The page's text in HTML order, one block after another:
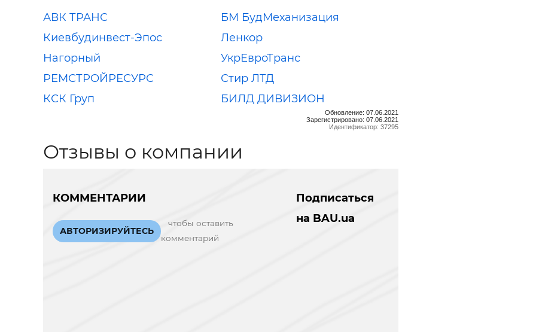
АВК ТРАНС
БМ БудМеханизация
Киевбудинвест-Эпос
Ленкор
Нагорный
УкрЕвроТранс
РЕМСТРОЙРЕСУРС
Стир ЛТД
КСК Груп
БИЛД ДИВИЗИОН
Обновление: 07.06.2021
Зарегистрировано: 07.06.2021
Идентификатор: 37295
Отзывы о компании
КОММЕНТАРИИ
АВТОРИЗИРУЙТЕСЬ
чтобы оставить
комментарий
Подписаться
на BAU.ua